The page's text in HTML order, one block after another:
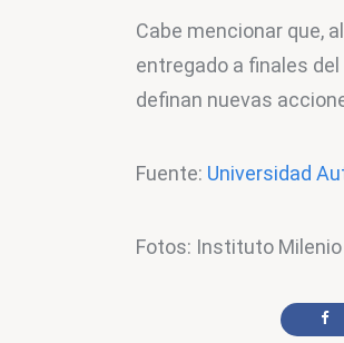
Cabe mencionar que,
entregado a finales del
definan nuevas
Fuente: Universidad
Fotos: Instituto